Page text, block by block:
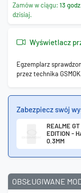
Zamów w ciągu: 13
dzisiaj.
Wyświetlacz
Egzemplarz
przez technika
Zabezpiecz swój
REALME
EDITION -
0.3MM
OBSŁUGIWANE